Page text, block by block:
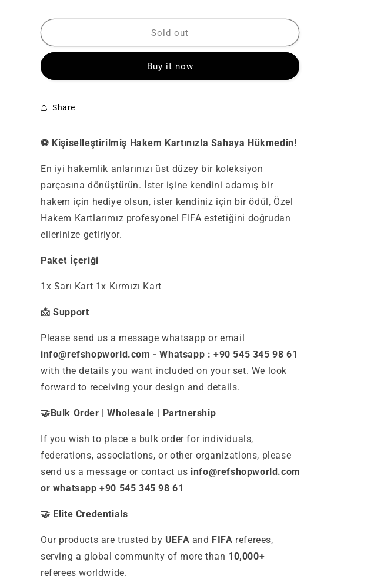
Sold out
Buy it now
Share
⚽ Kişiselleştirilmiş Hakem Kartınızla Sahaya Hükmedin!
En iyi hakemlik anlarınızı üst düzey bir koleksiyon
parçasına dönüştürün. İster işine kendini adamış bir
hakem için hediye olsun, ister kendiniz için bir ödül, Özel
Hakem Kartlarımız profesyonel FIFA estetiğini doğrudan
ellerinize getiriyor.
Paket İçeriği
1x Sarı Kart 1x Kırmızı Kart
📩 Support
Please send us a message whatsapp or email
info@refshopworld.com - Whatsapp : +90 545 345 98 61
with the details you want included on your set. We look
forward to receiving your design and details.
🤝Bulk Order | Wholesale | Partnership
If you wish to place a bulk order for individuals,
federations, associations, or other organizations, please
send us a message or contact us info@refshopworld.com
or whatsapp +90 545 345 98 61
🤝 Elite Credentials
Our products are trusted by UEFA and FIFA referees,
serving a global community of more than 10,000+
referees worldwide.